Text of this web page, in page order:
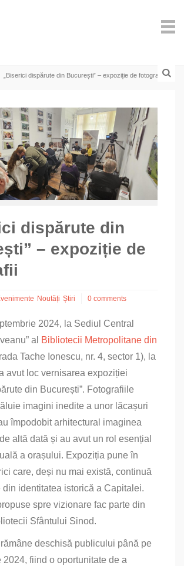
„Biserici dispărute din București” – expoziție de fotografii
dispărute din
– expoziție de
Noutăți Știri 0 comments
2024, la Sediul Central
al
Bibliotecii Metropolitane din
Tache Ionescu, nr. 4, sector 1), la
avut loc vernisarea expoziției
din București”. Fotografiile
imagini inedite a unor lăcașuri
împodobit arhitectural imaginea
altă dată și au avut un rol esențial
a orașului. Expoziția pune în
care, deși nu mai există, continuă
din identitatea istorică a Capitalei.
spre vizionare fac parte din
Sfântului Sinod.
deschisă publicului până pe
2024, fiind o oportunitate de a